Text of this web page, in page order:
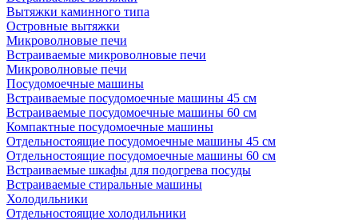
Вытяжки каминного типа
Островные вытяжки
Микроволновые печи
Встраиваемые микроволновые печи
Микроволновые печи
Посудомоечные машины
Встраиваемые посудомоечные машины 45 см
Встраиваемые посудомоечные машины 60 см
Компактные посудомоечные машины
Отдельностоящие посудомоечные машины 45 см
Отдельностоящие посудомоечные машины 60 см
Встраиваемые шкафы для подогрева посуды
Встраиваемые стиральные машины
Холодильники
Отдельностоящие холодильники